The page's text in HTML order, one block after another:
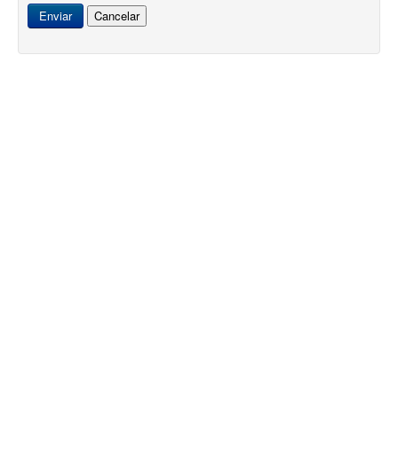
Enviar Cancelar